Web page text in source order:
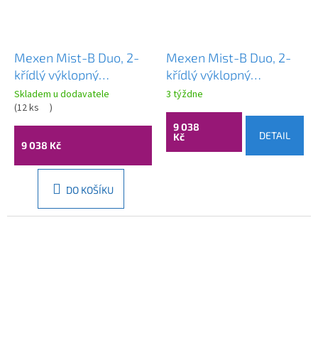
Mexen Mist-B Duo, 2-
křídlý ​​výklopný
sprchový kout 95 x 75
cm, čiré sklo, zlatý
lesklý profil, 8A2-095-
075-50-00
Skladem u dodavatele
(12 ks )
9 038 Kč
DO KOŠÍKU
Mexen Mist-B Duo, 2-
křídlý ​​výklopný
sprchový kout 95 x 75
cm, čiré sklo, měděný
matný profil, 8A2-095-
075-65-00
3 týždne
9 038
Kč
DETAIL